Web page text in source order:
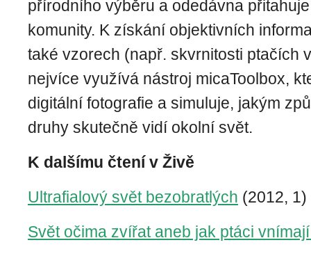
přírodního výběru a odedávna
komunity. K získání objektivních
také vzorech (např. skvrnitosti ptačích
nejvíce využívá nástroj micaToolbox,
digitální fotografie a simuluje, jakým
druhy skutečně vidí okolní svět.
K dalšímu čtení v Živě
Ultrafialový svět bezobratlých (2012, 1)
Svět očima zvířat aneb jak ptáci